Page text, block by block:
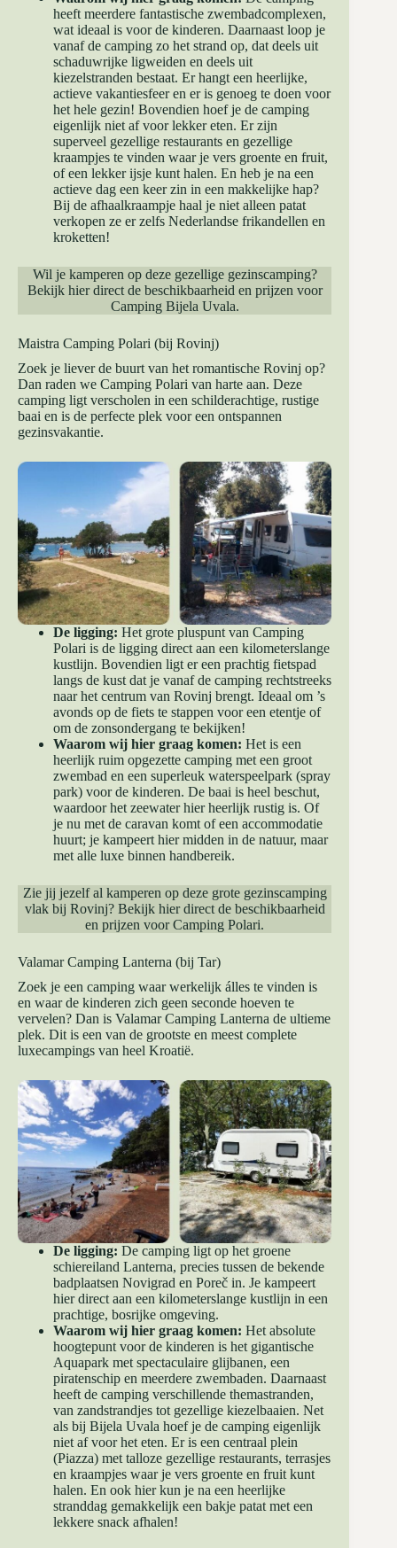
heeft meerdere fantastische zwembadcomplexen,
wat ideaal is voor de kinderen. Daarnaast loop je
vanaf de camping zo het strand op, dat deels uit
schaduwrijke ligweiden en deels uit
kiezelstranden bestaat. Er hangt een heerlijke,
actieve vakantiesfeer en er is genoeg te doen voor
het hele gezin! Bovendien hoef je de camping
eigenlijk niet af voor lekker eten. Er zijn
superveel gezellige restaurants en gezellige
kraampjes te vinden waar je vers groente en fruit,
of een lekker ijsje kunt halen. En heb je na een
actieve dag een keer zin in een makkelijke hap?
Bij de afhaalkraampje haal je niet alleen patat
verkopen ze er zelfs Nederlandse frikandellen en
kroketten!
Wil je kamperen op deze gezellige gezinscamping?
Bekijk hier direct de beschikbaarheid en prijzen voor
Camping Bijela Uvala.
Maistra Camping Polari (bij Rovinj)
Zoek je liever de buurt van het romantische Rovinj op?
Dan raden we Camping Polari van harte aan. Deze
camping ligt verscholen in een schilderachtige, rustige
baai en is de perfecte plek voor een ontspannen
gezinsvakantie.
De ligging: Het grote pluspunt van Camping
Polari is de ligging direct aan een kilometerslange
kustlijn. Bovendien ligt er een prachtig fietspad
langs de kust dat je vanaf de camping rechtstreeks
naar het centrum van Rovinj brengt. Ideaal om ’s
avonds op de fiets te stappen voor een etentje of
om de zonsondergang te bekijken!
Waarom wij hier graag komen: Het is een
heerlijk ruim opgezette camping met een groot
zwembad en een superleuk waterspeelpark (spray
park) voor de kinderen. De baai is heel beschut,
waardoor het zeewater hier heerlijk rustig is. Of
je nu met de caravan komt of een accommodatie
huurt; je kampeert hier midden in de natuur, maar
met alle luxe binnen handbereik.
Zie jij jezelf al kamperen op deze grote gezinscamping
vlak bij Rovinj? Bekijk hier direct de beschikbaarheid
en prijzen voor Camping Polari.
Valamar Camping Lanterna (bij Tar)
Zoek je een camping waar werkelijk álles te vinden is
en waar de kinderen zich geen seconde hoeven te
vervelen? Dan is Valamar Camping Lanterna de ultieme
plek. Dit is een van de grootste en meest complete
luxecampings van heel Kroatië.
De ligging: De camping ligt op het groene
schiereiland Lanterna, precies tussen de bekende
badplaatsen Novigrad en Poreč in. Je kampeert
hier direct aan een kilometerslange kustlijn in een
prachtige, bosrijke omgeving.
Waarom wij hier graag komen: Het absolute
hoogtepunt voor de kinderen is het gigantische
Aquapark met spectaculaire glijbanen, een
piratenschip en meerdere zwembaden. Daarnaast
heeft de camping verschillende themastranden,
van zandstrandjes tot gezellige kiezelbaaien. Net
als bij Bijela Uvala hoef je de camping eigenlijk
niet af voor het eten. Er is een centraal plein
(Piazza) met talloze gezellige restaurants, terrasjes
en kraampjes waar je vers groente en fruit kunt
halen. En ook hier kun je na een heerlijke
stranddag gemakkelijk een bakje patat met een
lekkere snack afhalen!